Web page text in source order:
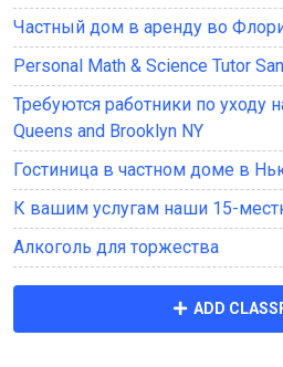
Частный дом в аренду во
Personal Math & Science Tutor
Требуются работники по
Queens and Brooklyn NY
Гостиница в частном доме в
К вашим услугам наши 15-
Алкоголь для торжества
ADD